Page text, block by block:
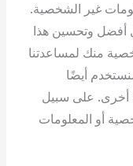
غير الشخصية.
أفضل وتحسين هذا
منك لمساعدتنا
أيضًا
أخرى. على سبيل
أو المعلومات